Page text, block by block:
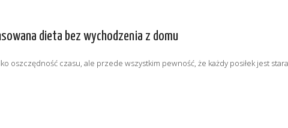
dieta bez wychodzenia z domu
czasu, ale przede wszystkim pewność, że każdy posiłek jest